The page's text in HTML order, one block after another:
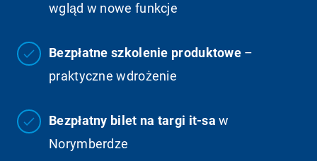
wgląd w nowe funkcje
Bezpłatne szkolenie produktowe –
praktyczne wdrożenie
Bezpłatny bilet na targi it-sa w
Norymberdze